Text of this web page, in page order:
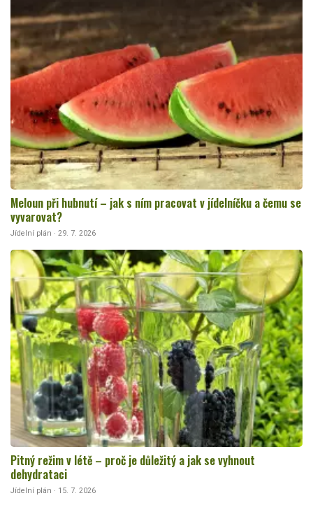
Meloun při hubnutí – jak s ním pracovat v jídelníčku a čemu se
vyvarovat?
Jídelní plán · 29. 7. 2026
Pitný režim v létě – proč je důležitý a jak se vyhnout
dehydrataci
Jídelní plán · 15. 7. 2026